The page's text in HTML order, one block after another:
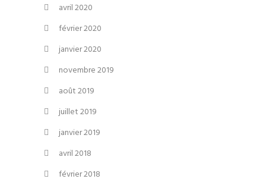
avril 2020
février 2020
janvier 2020
novembre 2019
août 2019
juillet 2019
janvier 2019
avril 2018
février 2018